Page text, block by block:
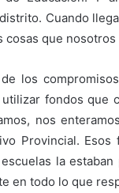
Cuando
cosas que
los
fondos que
nos
Provincial.
la
en todo lo que